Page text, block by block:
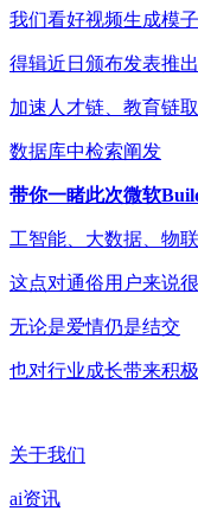
我们看好视频生成模
得辑近日颁布发表推
加速人才链、教育链
数据库中检索阐发
带你一睹此次微软
工智能、大数据、物
这点对通俗用户来说
无论是爱情仍是结交
也对行业成长带来积极
关于我们
ai资讯